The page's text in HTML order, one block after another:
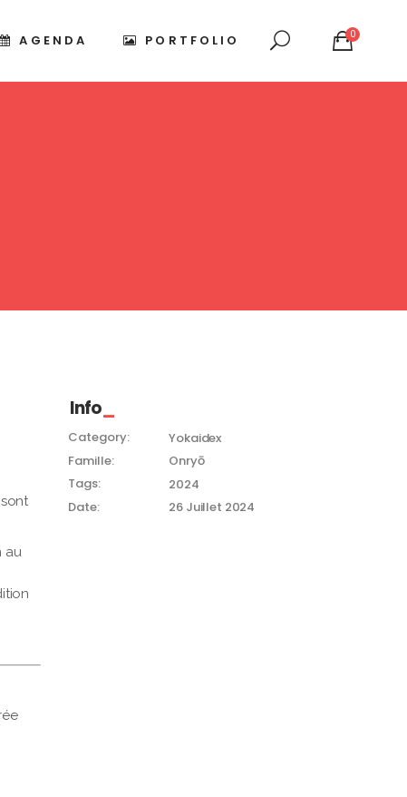
AGENDA PORTFOLIO 0
au
Info
Category:
Yokaidex
Famille:
Onryō
Tags:
2024
Date:
26 Juillet 2024